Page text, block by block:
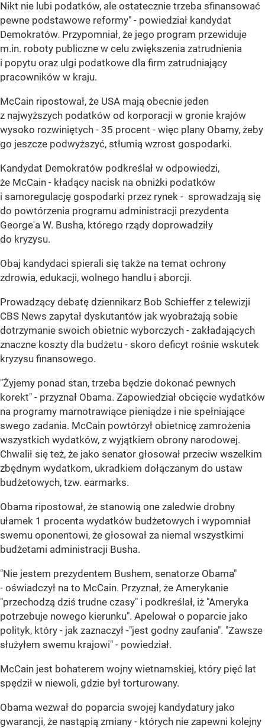
Nikt nie lubi podatków, ale ostatecznie trzeba sfinansować
pewne podstawowe reformy" - powiedział kandydat
Demokratów. Przypomniał, że jego program przewiduje
m.in. roboty publiczne w celu zwiększenia zatrudnienia
i popytu oraz ulgi podatkowe dla firm zatrudniający
pracowników w kraju.
McCain ripostował, że USA mają obecnie jeden
z najwyższych podatków od korporacji w gronie krajów
wysoko rozwiniętych - 35 procent - więc plany Obamy, żeby
go jeszcze podwyższyć, stłumią wzrost gospodarki.
Kandydat Demokratów podkreślał w odpowiedzi,
że McCain - kładący nacisk na obniżki podatków
i samoregulację gospodarki przez rynek - sprowadzają się
do powtórzenia programu administracji prezydenta
George'a W. Busha, którego rządy doprowadziły
do kryzysu.
Obaj kandydaci spierali się także na temat ochrony
zdrowia, edukacji, wolnego handlu i aborcji.
Prowadzący debatę dziennikarz Bob Schieffer z telewizji
CBS News zapytał dyskutantów jak wyobrażają sobie
dotrzymanie swoich obietnic wyborczych - zakładających
znaczne koszty dla budżetu - skoro deficyt rośnie wskutek
kryzysu finansowego.
"Żyjemy ponad stan, trzeba będzie dokonać pewnych
korekt" - przyznał Obama. Zapowiedział obcięcie wydatków
na programy marnotrawiące pieniądze i nie spełniające
swego zadania. McCain powtórzył obietnicę zamrożenia
wszystkich wydatków, z wyjątkiem obrony narodowej.
Chwalił się też, że jako senator głosował przeciw wszelkim
zbędnym wydatkom, ukradkiem dołączanym do ustaw
budżetowych, tzw. earmarks.
Obama ripostował, że stanowią one zaledwie drobny
ułamek 1 procenta wydatków budżetowych i wypomniał
swemu oponentowi, że głosował za niemal wszystkimi
budżetami administracji Busha.
"Nie jestem prezydentem Bushem, senatorze Obama"
- oświadczył na to McCain. Przyznał, że Amerykanie
"przechodzą dziś trudne czasy" i podkreślał, iż "Ameryka
potrzebuje nowego kierunku". Apelował o poparcie jako
polityk, który - jak zaznaczył -"jest godny zaufania". "Zawsze
służyłem swemu krajowi" - powiedział.
McCain jest bohaterem wojny wietnamskiej, który pięć lat
spędził w niewoli, gdzie był torturowany.
Obama wezwał do poparcia swojej kandydatury jako
gwarancji, że nastąpią zmiany - których nie zapewni kolejny